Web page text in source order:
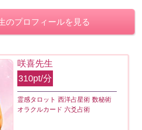
のプロフィールを見る
咲喜先生
310pt/分
霊感タロット 西洋占星術 数秘術
オラクルカード 六爻占術